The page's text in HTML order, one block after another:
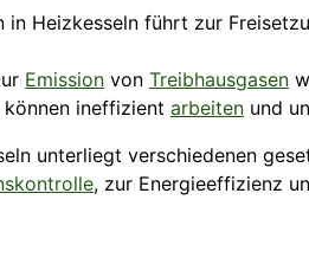
in Heizkesseln führt zur
Emission von Treibhausgasen
ineffizient arbeiten und
unterliegt verschiedenen
, zur Energieeffizienz